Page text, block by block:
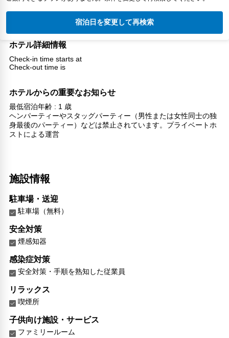
宿泊日を変更して再検索
ホテル詳細情報
Check-in time starts at
Check-out time is
ホテルからの重要なお知らせ
最低宿泊年齢 : 1 歳
ヘンパーティーやスタッグパーティー（男性または女性同士の独
身最後のパーティー）などは禁止されています。プライベートホ
ストによる運営
施設情報
駐車場・送迎
駐車場（無料）
安全対策
煙感知器
感染症対策
安全対策・手順を熟知した従業員
リラックス
喫煙所
子供向け施設・サービス
ファミリールーム